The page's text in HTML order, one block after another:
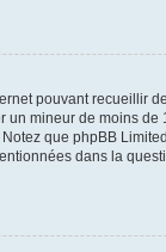
pouvant recueillir
mineur de moins
que phpBB
dans la